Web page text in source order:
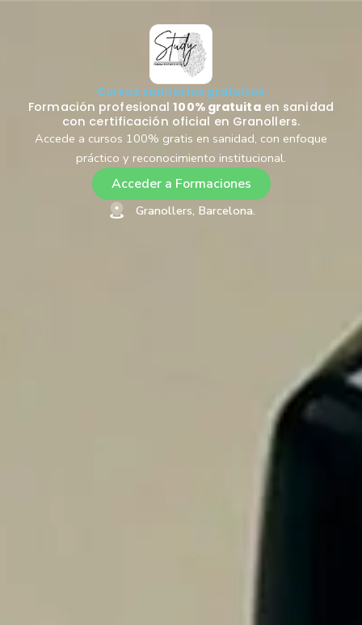
Cursos sanitarios gratuitos
Formación profesional100% gratuitaen sanidad
con certificación oficial en Granollers.
Accede a cursos 100% gratis en sanidad, con enfoque
práctico y reconocimiento institucional.
Acceder a Formaciones
Granollers, Barcelona.